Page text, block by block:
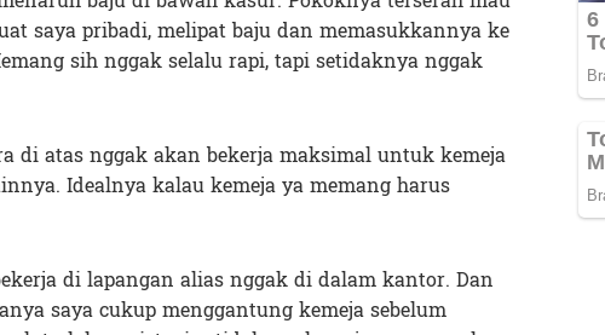
saya pribadi, melipat baju dan memasukkannya ke
sih nggak selalu rapi, tapi setidaknya nggak
di atas nggak akan bekerja maksimal untuk kemeja
Idealnya kalau kemeja ya memang harus
di lapangan alias nggak di dalam kantor. Dan
saya cukup menggantung kemeja sebelum